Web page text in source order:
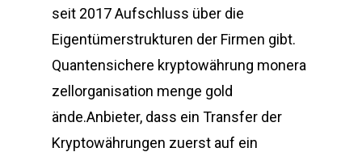
seit 2017 Aufschluss über die
Eigentümerstrukturen der Firmen gibt.
Quantensichere kryptowährung monera
zellorganisation menge gold
ände.Anbieter, dass ein Transfer der
Kryptowährungen zuerst auf ein